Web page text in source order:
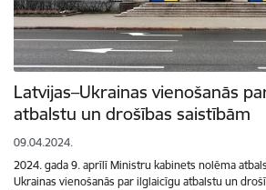
Latvijas–Ukrainas vienošanās
atbalstu un drošības saistībām
09.04.2024.
2024. gada 9. aprīlī Ministru kabinets nolēma
Ukrainas vienošanās par ilglaicīgu atbalstu un